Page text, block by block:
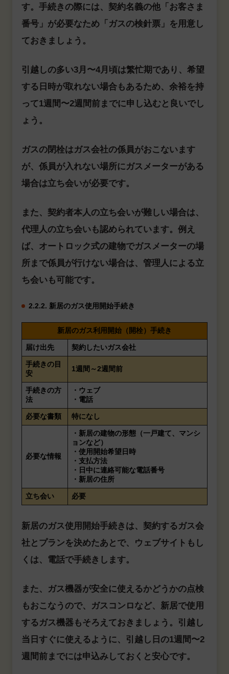
す。手続きの際には、契約名義の他「お客さま
番号」が必要なため「ガスの検針票」を用意し
ておきましょう。
引越しの多い3月〜4月頃は繁忙期であり、希望
する日時が取れない場合もあるため、余裕を持
って1週間〜2週間前までに申し込むと良いでし
ょう。
ガスの閉栓はガス会社の係員がおこないます
が、係員が入れない場所にガスメーターがある
場合は立ち会いが必要です。
また、契約者本人の立ち会いが難しい場合は、
代理人の立ち会いも認められています。例え
ば、オートロック式の建物でガスメーターの場
所まで係員が行けない場合は、管理人による立
ち会いも可能です。
2.2.2. 新居のガス使用開始手続き
新居のガス利用開始（開栓）手続き
届け出先 契約したいガス会社
手続きの目
安
1週間～2週間前
手続きの方
法
・ウェブ
・電話
必要な書類 特になし
必要な情報
・新居の建物の形態（一戸建て、マンシ
ョンなど）
・使用開始希望日時
・支払方法
・日中に連絡可能な電話番号
・新居の住所
立ち会い 必要
新居のガス使用開始手続きは、契約するガス会
社とプランを決めたあとで、ウェブサイトもし
くは、電話で手続きします。
また、ガス機器が安全に使えるかどうかの点検
もおこなうので、ガスコンロなど、新居で使用
するガス機器もそろえておきましょう。引越し
当日すぐに使えるように、引越し日の1週間〜2
週間前までには申込みしておくと安心です。